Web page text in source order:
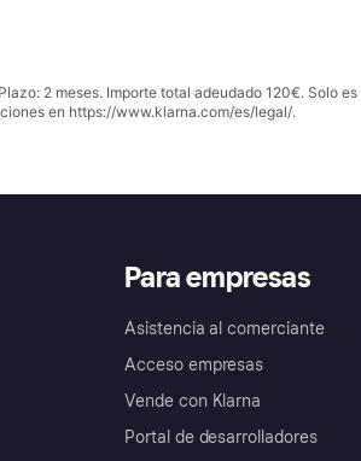
2 meses. Importe total adeudado 120€. Solo
en https://www.klarna.com/es/legal/.
Para empresas
Asistencia al comerciante
Acceso empresas
Vende con Klarna
Portal de desarrolladores